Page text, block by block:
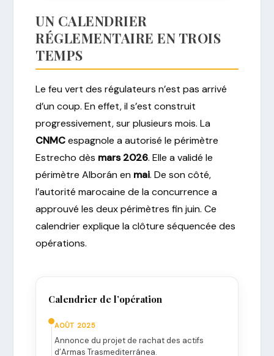
UN CALENDRIER
RÉGLEMENTAIRE EN TROIS
TEMPS
Le feu vert des régulateurs n’est pas arrivé
d’un coup. En effet, il s’est construit
progressivement, sur plusieurs mois. La
CNMCespagnole a autorisé le périmètre
Estrecho dès mars 2026. Elle a validé le
périmètre Alborán en mai. De son côté,
l’autorité marocaine de la concurrence a
approuvé les deux périmètres fin juin. Ce
calendrier explique la clôture séquencée des
opérations.
Calendrier de l’opération
AOÛT 2025
Annonce du projet de rachat des actifs
d’Armas Trasmediterránea.